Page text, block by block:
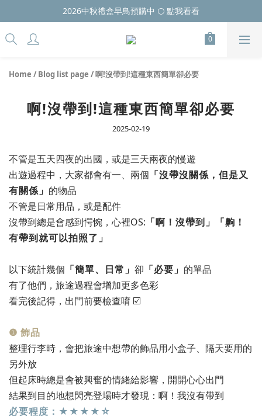
2026中秋禮盒早鳥預購中 🌕 點我看看
Home / Blog list page /啊!沒帶到!這種東西簡單卻必要
啊!沒帶到!這種東西簡單卻必要
2025-02-19
不管是五天四夜的出國，或是三天兩夜的慢遊
出遊過程中，大家都會有一、兩個 「沒帶沒關係，但是又
有關係」 的物品
不管是日常用品，或是配件
沒帶到總是會感到愕惋，心裡OS: 「啊！沒帶到」「齁！
有帶到就可以拍照了」
以下統計幾個 「簡單、日常」 卻 「必要」 的單品
有了他們，旅途過程會增加更多色彩
看完後記得，出門前要檢查唷 ☑️
❶ 飾品
整理行李時，會把旅途中想帶的飾品用小盒子、隔天要用的
另外放
但起床時總是會被興奮的情緒給影響，開開心心出門
結果到目的地想閃亮登場時才發現：啊！我沒有帶到
必要程度：★★★★☆